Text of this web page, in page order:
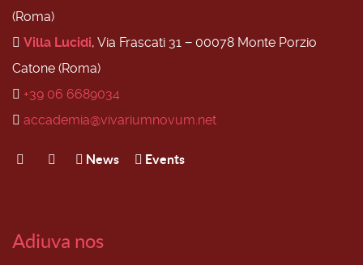
(Roma)
Villa Lucidi, Via Frascati 31 − 00078 Monte Porzio
Catone (Roma)
+39 06 6689034
accademia@vivariumnovum.net
News Events
Adiuva nos